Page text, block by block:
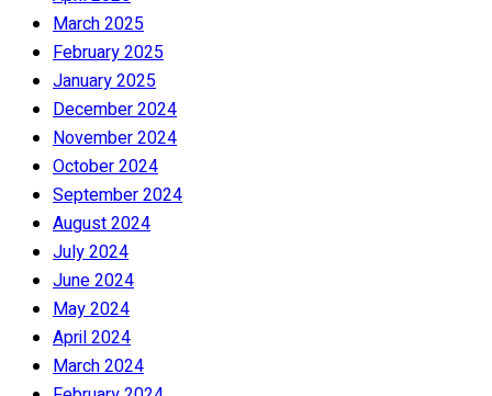
March 2025
February 2025
January 2025
December 2024
November 2024
October 2024
September 2024
August 2024
July 2024
June 2024
May 2024
April 2024
March 2024